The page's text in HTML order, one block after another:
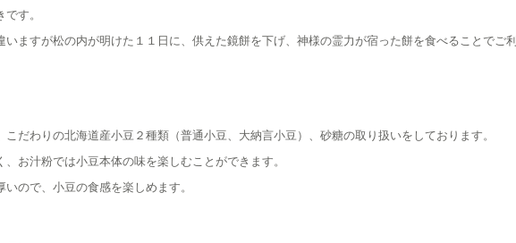
す。
いますが松の内が明けた１１日に、供えた鏡餅を下げ、神様の霊力が宿った餅を食べることでご利
こだわりの北海道産小豆２種類（普通小豆、大納言小豆）、砂糖の取り扱いをしております。
、お汁粉では小豆本体の味を楽しむことができます。
いので、小豆の食感を楽しめます。